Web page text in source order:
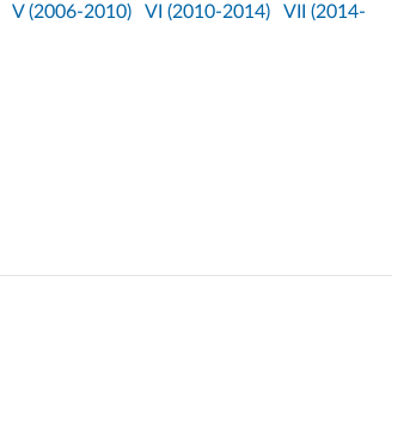
V (2006-2010) VI (2010-2014)
VII (2014-